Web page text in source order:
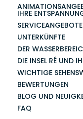
IHRE
UNTERKÜNFTE
DER
DIE INSEL RÉ UND
WICHTIGE
BEWERTUNGEN
BLOG UND
FAQ